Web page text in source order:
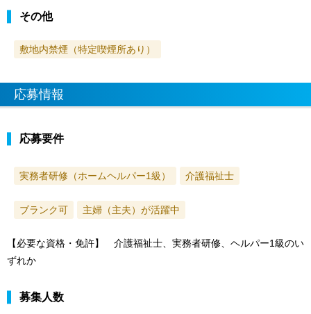
その他
敷地内禁煙（特定喫煙所あり）
応募情報
応募要件
実務者研修（ホームヘルパー1級） 介護福祉士
ブランク可 主婦（主夫）が活躍中
【必要な資格・免許】 介護福祉士、実務者研修、ヘルパー1級のい
ずれか
募集人数